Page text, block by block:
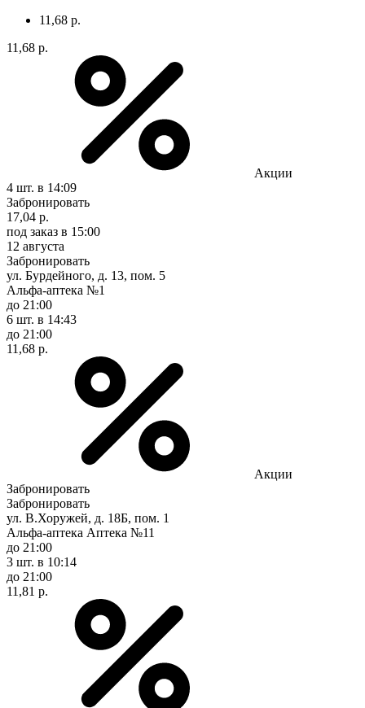
11,68 р.
11,68 р.
Акции
4 шт. в 14:09
Забронировать
17,04 р.
под заказ в 15:00
12 августа
Забронировать
ул. Бурдейного, д. 13, пом. 5
Альфа-аптека №1
до 21:00
6 шт. в 14:43
до 21:00
11,68 р.
Акции
Забронировать
Забронировать
ул. В.Хоружей, д. 18Б, пом. 1
Альфа-аптека Аптека №11
до 21:00
3 шт. в 10:14
до 21:00
11,81 р.